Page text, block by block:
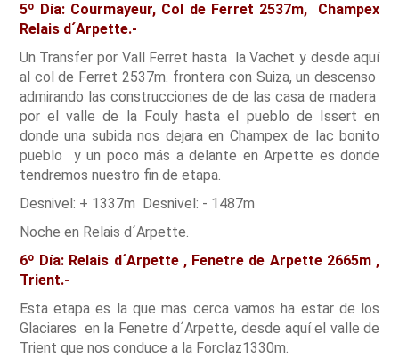
5º Día: Courmayeur, Col de Ferret 2537m, Champex
Relais d´Arpette.-
Un Transfer por Vall Ferret hasta la Vachet y desde aquí
al col de Ferret 2537m. frontera con Suiza, un descenso
admirando las construcciones de de las casa de madera
por el valle de la Fouly hasta el pueblo de Issert en
donde una subida nos dejara en Champex de lac bonito
pueblo y un poco más a delante en Arpette es donde
tendremos nuestro fin de etapa.
Desnivel: + 1337m Desnivel: - 1487m
Noche en Relais d´Arpette.
6º Día: Relais d´Arpette , Fenetre de Arpette 2665m ,
Trient.-
Esta etapa es la que mas cerca vamos ha estar de los
Glaciares en la Fenetre d´Arpette, desde aquí el valle de
Trient que nos conduce a la Forclaz1330m.